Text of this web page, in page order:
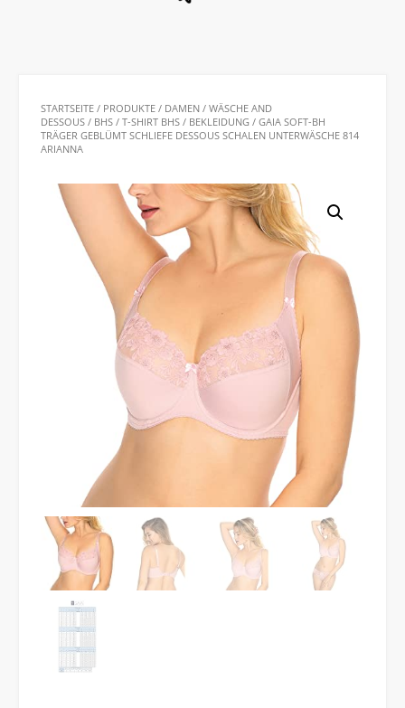
STARTSEITE / PRODUKTE / DAMEN / WÄSCHE AND
DESSOUS / BHS / T-SHIRT BHS / BEKLEIDUNG / GAIA SOFT-BH
TRÄGER GEBLÜMT SCHLIEFE DESSOUS SCHALEN UNTERWÄSCHE 814
ARIANNA